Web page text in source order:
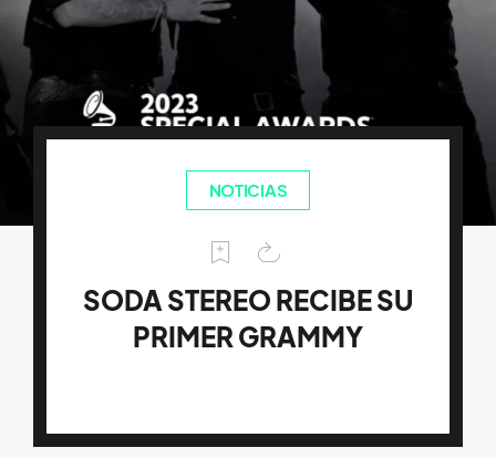
NOTICIAS
SODA STEREO RECIBE SU
PRIMER GRAMMY